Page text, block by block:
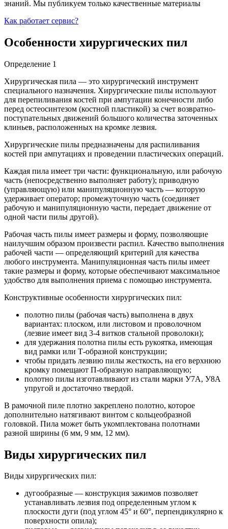
знаний. Мы публикуем только качественные материалы
Как работает сервис?
Особенности хирургических пил
Определение 1
Хирургическая пила — это хирургический инструмент
специального назначения. Хирургические пилы используют
для перепиливания костей при ампутации конечности либо
перед остеосинтезом (костной пластикой) за счет возвратно-
поступательных движений большого количества заточенных
клиньев, расположенных на кромке лезвия.
Хирургические пилы предназначены для распиливания
костей при ампутациях и проведении пластических операций.
Каждая пила имеет три части: функциональную, или рабочую
часть (непосредственно выполняет работу); приводную
(управляющую) или манипуляционную часть — которую
удерживает оператор; промежуточную часть (соединяет
рабочую и манипуляционную части, передает движение от
одной части пилы другой).
Рабочая часть пилы имеет размеры и форму, позволяющие
наилучшим образом произвести распил. Качество выполнения
рабочей части — определяющий критерий для качества
любого инструмента. Манипуляционная часть пилы имеет
такие размеры и форму, которые обеспечивают максимальное
удобство для выполнения приема с помощью инструмента.
Конструктивные особенности хирургических пил:
полотно пилы (рабочая часть) выполнена в двух
вариантах: плоском, или листовом и проволочном
(лезвие имеет вид 3-4 витков стальной проволоки);
для удержания полотна пилы есть рукоятка, имеющая
вид рамки или Т-образной конструкции;
чтобы придать лезвию пилы жесткость, на его верхнюю
кромку помещают П-образную направляющую;
полотно пилы изготавливают из стали марки У7А, У8А
упругой и достаточно твердой.
В рамочной пиле плотно закреплено полотно, которое
дополнительно натягивают винтом с кольцеобразной
головкой. Пила может быть укомплектована полотнами
разной ширины (6 мм, 9 мм, 12 мм).
Виды хирургических пил
Виды хирургических пил:
дугообразные — конструкция зажимов позволяет
устанавливать лезвия под определенным углом к
плоскости дуги (под углом 45° и 60°, перпендикулярно к
поверхности опила);